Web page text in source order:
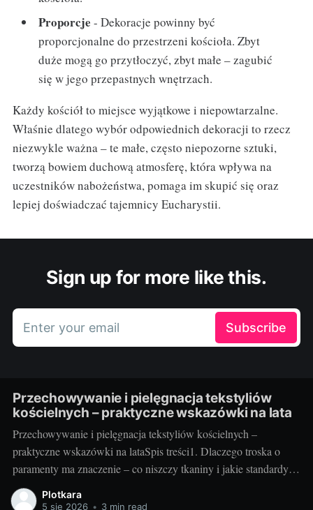
Proporcje - Dekoracje powinny być
proporcjonalne do przestrzeni kościoła. Zbyt
duże mogą go przytłoczyć, zbyt małe – zagubić
się w jego przepastnych wnętrzach.
Każdy kościół to miejsce wyjątkowe i niepowtarzalne.
Właśnie dlatego wybór odpowiednich dekoracji to rzecz
niezwykle ważna – te małe, często niepozorne sztuki,
tworzą bowiem duchową atmosferę, która wpływa na
uczestników nabożeństwa, pomaga im skupić się oraz
lepiej doświadczać tajemnicy Eucharystii.
Sign up for more like this.
Enter your email Subscribe
Przechowywanie i pielęgnacja tekstyliów
kościelnych – praktyczne wskazówki na lata
Przechowywanie i pielęgnacja tekstyliów kościelnych –
praktyczne wskazówki na lataSpis treści1. Dlaczego troska o
paramenty ma znaczenie – co niszczy tkaniny i jakie standardy
warto przyjąć2. Jak przechowywać i pielęgnować – praktyka
krok po kroku3. Szybki plan na lata – checklisty, nawyki i
Plotkara
5 sie 2026 • 3 min read